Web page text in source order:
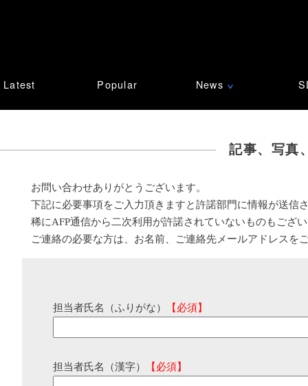
Latest Popular News ∨
記事、写真
お問い合わせありがとうございます。
下記に必要事項をご入力頂きますと許諾部門に情報が送信
稀にAFP通信から二次利用が許諾されていないものもござ
ご連絡の必要な方は、お名前、ご連絡先メールアドレスを
担当者氏名（ふりがな） 【必須】
担当者氏名（漢字） 【必須】